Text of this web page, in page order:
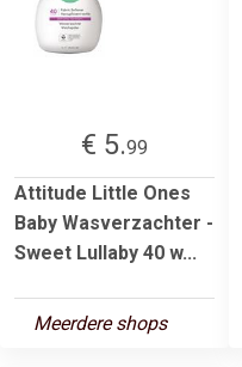
€ 5.99
Attitude Little Ones
Baby Wasverzachter -
Sweet Lullaby 40 w...
Meerdere shops